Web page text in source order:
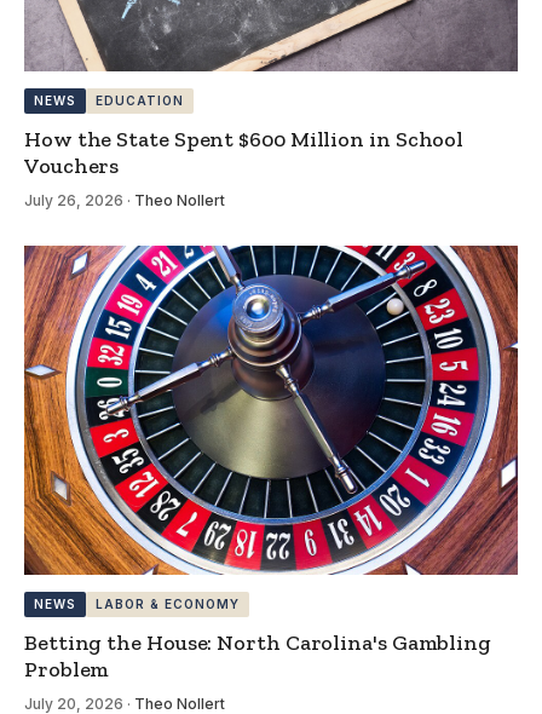
NEWS EDUCATION
How the State Spent $600 Million in School
Vouchers
July 26, 2026 · Theo Nollert
NEWS LABOR & ECONOMY
Betting the House: North Carolina's Gambling
Problem
July 20, 2026 · Theo Nollert